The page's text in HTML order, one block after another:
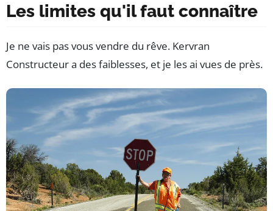
Les limites qu'il faut connaître
Je ne vais pas vous vendre du rêve. Kervran
Constructeur a des faiblesses, et je les ai vues de près.